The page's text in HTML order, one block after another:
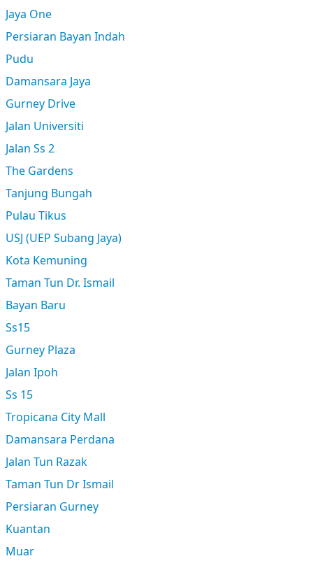
Jaya One
Persiaran Bayan Indah
Pudu
Damansara Jaya
Gurney Drive
Jalan Universiti
Jalan Ss 2
The Gardens
Tanjung Bungah
Pulau Tikus
USJ (UEP Subang Jaya)
Kota Kemuning
Taman Tun Dr. Ismail
Bayan Baru
Ss15
Gurney Plaza
Jalan Ipoh
Ss 15
Tropicana City Mall
Damansara Perdana
Jalan Tun Razak
Taman Tun Dr Ismail
Persiaran Gurney
Kuantan
Muar